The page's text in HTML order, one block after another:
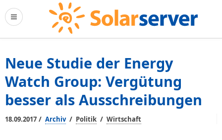
Neue Studie der Energy
Watch Group: Vergütung
besser als Ausschreibungen
18.09.2017 / Archiv / Politik / Wirtschaft